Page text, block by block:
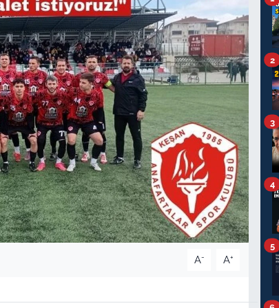
A- A+
2
3
4
5